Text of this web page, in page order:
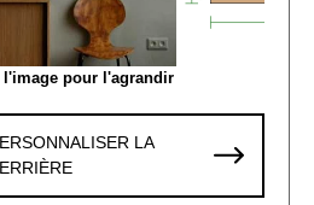
pour l'agrandir
LA